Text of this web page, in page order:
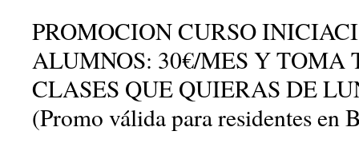
PROMOCION CURSO
ALUMNOS: 30€/MES Y TOMA
CLASES QUE QUIERAS DE
(Promo válida para residentes en